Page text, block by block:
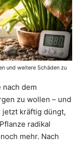
und weitere Schäden zu
nach dem
zu wollen – und
jetzt kräftig düngt,
radikal
mehr. Nach